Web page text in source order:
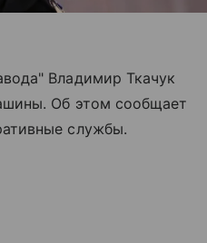
Владимир Ткачук
Об этом сообщает
службы.